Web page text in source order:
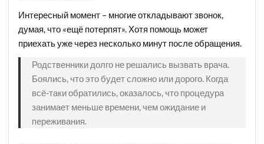
Интересный момент – многие откладывают звонок,
думая, что «ещё потерпят». Хотя помощь может
приехать уже через несколько минут после обращения.
Родственники долго не решались вызвать врача.
Боялись, что это будет сложно или дорого. Когда
всё-таки обратились, оказалось, что процедура
занимает меньше времени, чем ожидание и
переживания.